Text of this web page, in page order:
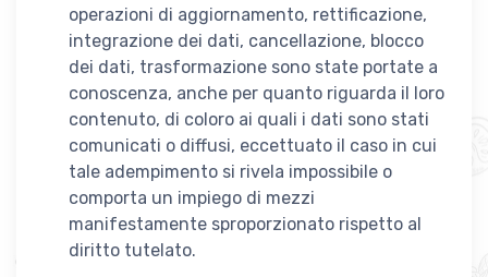
operazioni di aggiornamento, rettificazione,
integrazione dei dati, cancellazione, blocco
dei dati, trasformazione sono state portate a
conoscenza, anche per quanto riguarda il loro
contenuto, di coloro ai quali i dati sono stati
comunicati o diffusi, eccettuato il caso in cui
tale adempimento si rivela impossibile o
comporta un impiego di mezzi
manifestamente sproporzionato rispetto al
diritto tutelato.